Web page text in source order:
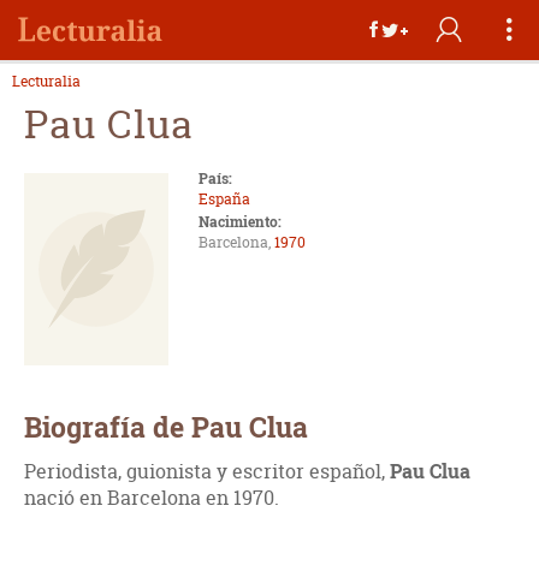
Lecturalia
Pau Clua
País:
España
Nacimiento:
Barcelona,1970
Biografía de Pau Clua
Periodista, guionista y escritor español,Pau Clua
nació en Barcelona en 1970.